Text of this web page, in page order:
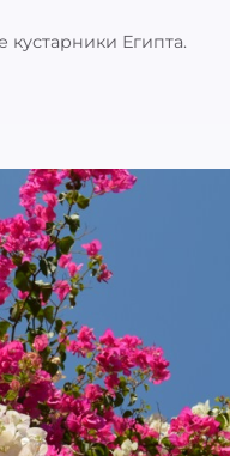
Египта.